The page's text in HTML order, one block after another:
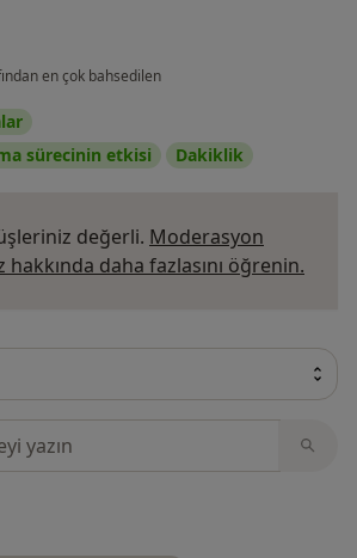
en çok bahsedilen
sürecinin etkisi
Dakiklik
değerli. Moderasyon
hakkında daha fazlasını öğrenin.
ara